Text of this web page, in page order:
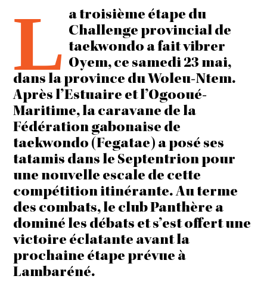
L a troisième étape du
Challenge provincial de
taekwondo a fait vibrer
Oyem, ce samedi 23 mai,
dans la province du Woleu-Ntem.
Après l’Estuaire et l’Ogooué-
Maritime, la caravane de la
Fédération gabonaise de
taekwondo (Fegatae) a posé ses
tatamis dans le Septentrion pour
une nouvelle escale de cette
compétition itinérante. Au terme
des combats, le club Panthère a
dominé les débats et s’est offert une
victoire éclatante avant la
prochaine étape prévue à
Lambaréné.